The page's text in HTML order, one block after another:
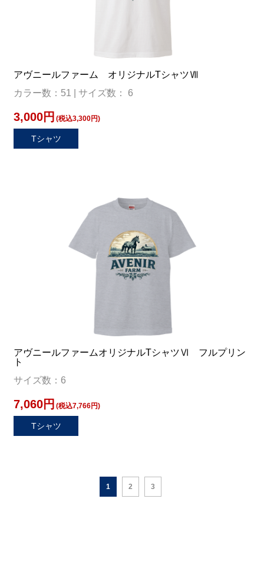
アヴニールファーム オリジナルTシャツⅦ
カラー数：51 | サイズ数： 6
3,000円 (税込3,300円)
Tシャツ
アヴニールファームオリジナルTシャツⅥ フルプリン
ト
サイズ数：6
7,060円 (税込7,766円)
Tシャツ
1 2 3